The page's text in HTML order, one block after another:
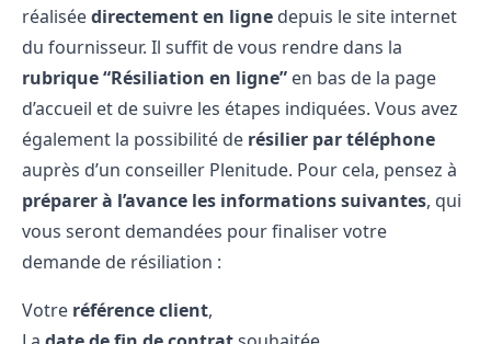
réaliséedirectement en ligne depuis le site internet
du fournisseur. Il suffit de vous rendre dans la
rubrique “Résiliation en ligne” en bas de la page
d’accueil et de suivre les étapes indiquées. Vous avez
également la possibilité de résilier par téléphone
auprès d’un conseiller Plenitude. Pour cela, pensez à
préparer à l’avance les informations suivantes, qui
vous seront demandées pour finaliser votre
demande de résiliation :
Votre référence client,